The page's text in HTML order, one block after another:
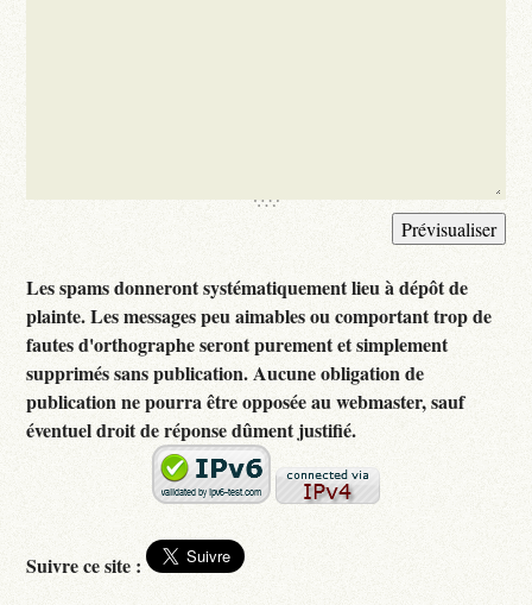
Les spams donneront systématiquement lieu à dépôt de
plainte. Les messages peu aimables ou comportant trop de
fautes d'orthographe seront purement et simplement
supprimés sans publication. Aucune obligation de
publication ne pourra être opposée au webmaster, sauf
éventuel droit de réponse dûment justifié.
Suivre ce site :